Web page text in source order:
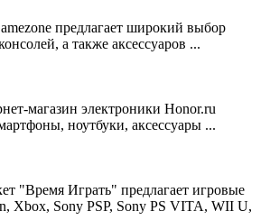
предлагает широкий выбор
а также аксессуаров ...
магазин электроники Honor.ru
ноутбуки, аксессуары ...
"Время Играть" предлагает игровые
Xbox, Sony PSP, Sony PS VITA, WII U,